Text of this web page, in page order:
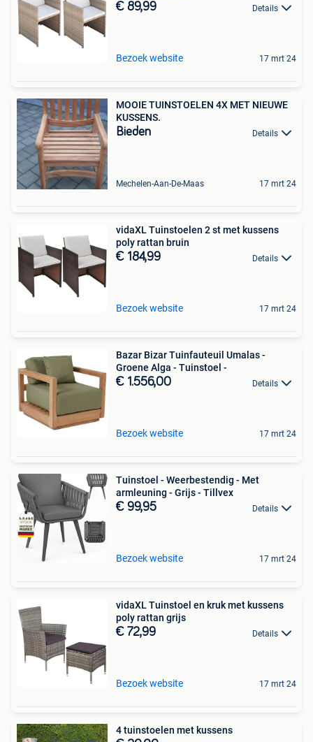
€ 89,99 Details
Bezoek website 17 mrt 24
MOOIE TUINSTOELEN 4X MET NIEUWE
KUSSENS.
Bieden Details
Mechelen-Aan-De-Maas 17 mrt 24
vidaXL Tuinstoelen 2 st met kussens
poly rattan bruin
€ 184,99 Details
Bezoek website 17 mrt 24
Bazar Bizar Tuinfauteuil Umalas -
Groene Alga - Tuinstoel -
€ 1.556,00 Details
Bezoek website 17 mrt 24
Tuinstoel - Weerbestendig - Met
armleuning - Grijs - Tillvex
€ 99,95 Details
Bezoek website 17 mrt 24
vidaXL Tuinstoel en kruk met kussens
poly rattan grijs
€ 72,99 Details
Bezoek website 17 mrt 24
4 tuinstoelen met kussens